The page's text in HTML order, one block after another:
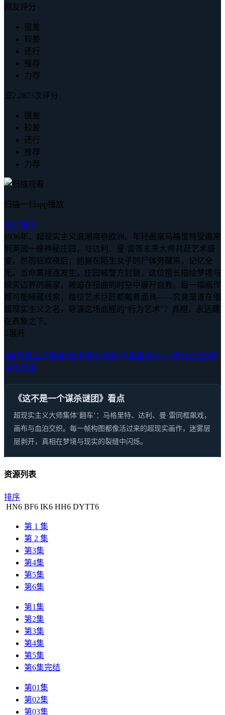
网友评分
很差
较差
还行
推荐
力荐
豆2.2873次评分
很差
较差
还行
推荐
力荐
扫描一扫app播放
简介角色
1936年，超现实主义浪潮席卷欧洲。年轻画家马格里特受邀来
到英国一座神秘庄园，与达利、曼·雷等未来大师共赴艺术盛
宴。然而狂欢夜后，他竟在陌生女子的尸体旁醒来，记忆全
无。当命案接连发生，庄园被警方封锁，这位擅长描绘梦境与
现实边界的画家，被迫在扭曲的时空中展开自救。每一幅画作
都可能暗藏线索，每位艺术巨匠都戴着面具——究竟是谁在借
超现实主义之名，导演这场血腥的“行为艺术”？真相，永远藏
在表象之下。
 展开
#超现实主义悬疑#艺术谋杀谜案#马格里特#1930年代庄园#梦
境与现实
《这不是一个谋杀谜团》看点
超现实主义大师集体‘翻车’：马格里特、达利、曼·雷同框飙戏，
画布与血泊交织。每一帧构图都像活过来的超现实画作，迷雾层
层剥开，真相在梦境与现实的裂缝中闪烁。
资源列表
排序
HN6 BF6 IK6 HH6 DYTT6
第 1 集
第 2 集
第3集
第4集
第5集
第6集
第1集
第2集
第3集
第4集
第5集
第6集完结
第01集
第02集
第03集